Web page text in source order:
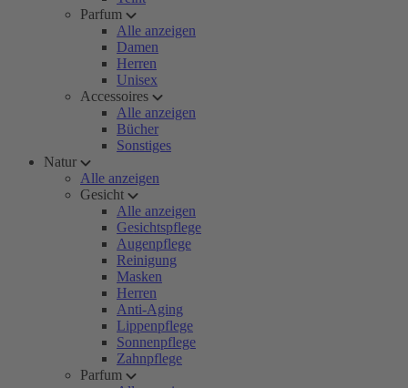
Parfum
Alle anzeigen
Damen
Herren
Unisex
Accessoires
Alle anzeigen
Bücher
Sonstiges
Natur
Alle anzeigen
Gesicht
Alle anzeigen
Gesichtspflege
Augenpflege
Reinigung
Masken
Herren
Anti-Aging
Lippenpflege
Sonnenpflege
Zahnpflege
Parfum